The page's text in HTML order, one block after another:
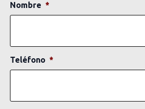
Nombre *
Teléfono *